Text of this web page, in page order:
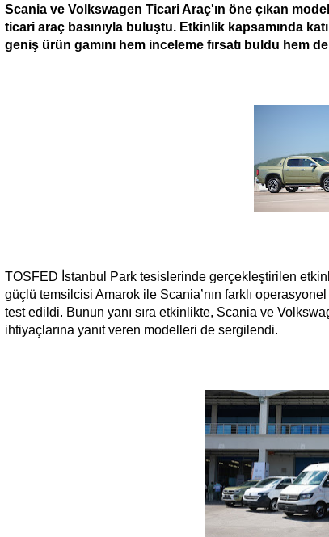
Scania ve Volkswagen Ticari Araç'ın öne çıkan
ticari araç basınıyla buluştu. Etkinlik kapsamında
geniş ürün gamını hem inceleme fırsatı buldu hem
TOSFED İstanbul Park tesislerinde gerçekleştirilen
güçlü temsilcisi Amarok ile Scania’nın farklı
test edildi. Bunun yanı sıra etkinlikte, Scania ve
ihtiyaçlarına yanıt veren modelleri de sergilendi.